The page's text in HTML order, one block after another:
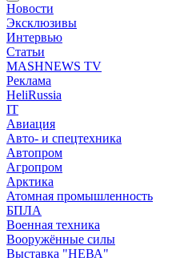
Новости
Эксклюзивы
Интервью
Статьи
MASHNEWS TV
Реклама
HeliRussia
IT
Авиация
Авто- и спецтехника
Автопром
Агропром
Арктика
Атомная промышленность
БПЛА
Военная техника
Вооружённые силы
Выставка "НЕВА"